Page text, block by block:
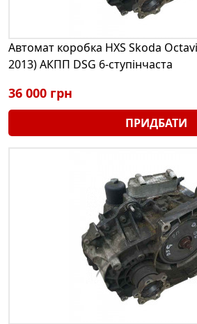
Автомат коробка HXS Skoda
2013) АКПП DSG 6-ступінчаста
36 000 грн
ПРИДБАТИ